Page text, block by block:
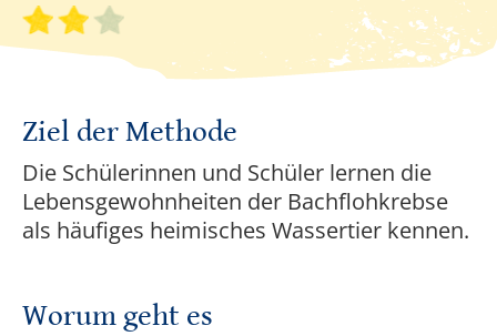
Schwierigkeitsgrad 2 von 3
Ziel der Methode
Die Schülerinnen und Schüler lernen die
Lebensgewohnheiten der Bachflohkrebse
als häufiges heimisches Wassertier kennen.
Worum geht es